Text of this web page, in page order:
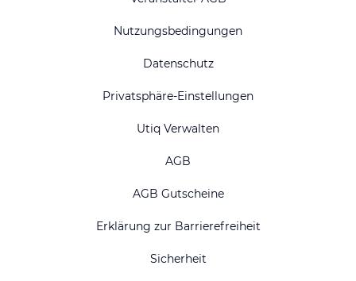
Nutzungsbedingungen
Datenschutz
Privatsphäre-Einstellungen
Utiq Verwalten
AGB
AGB Gutscheine
Erklärung zur Barrierefreiheit
Sicherheit